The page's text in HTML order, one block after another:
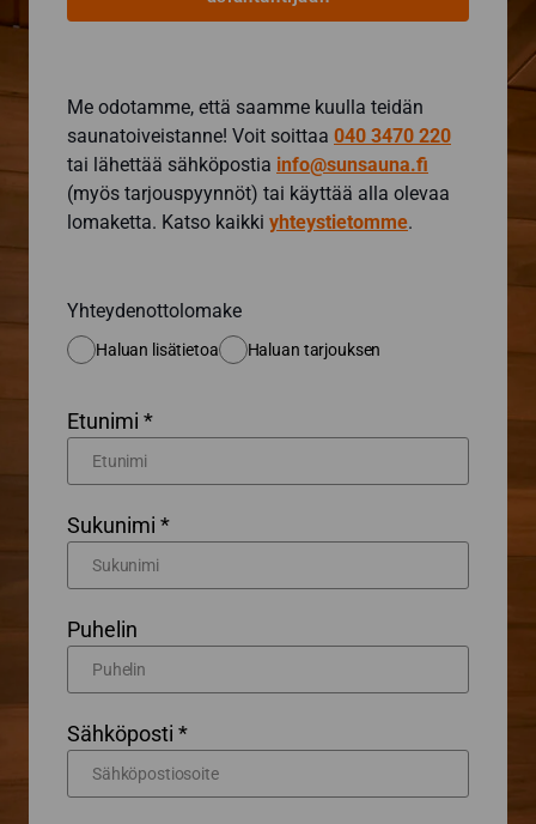
Me odotamme, että saamme kuulla teidän
saunatoiveistanne! Voit soittaa 040 3470 220
tai lähettää sähköpostia info@sunsauna.fi
(myös tarjouspyynnöt) tai käyttää alla olevaa
lomaketta. Katso kaikki yhteystietomme.
Yhteydenottolomake
Haluan lisätietoa Haluan tarjouksen
Etunimi *
Sukunimi *
Puhelin
Sähköposti *